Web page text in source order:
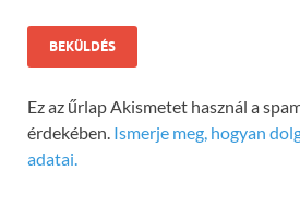
Ez az űrlap Akismetet használ a
érdekében. Ismerje meg, hogyan
adatai.